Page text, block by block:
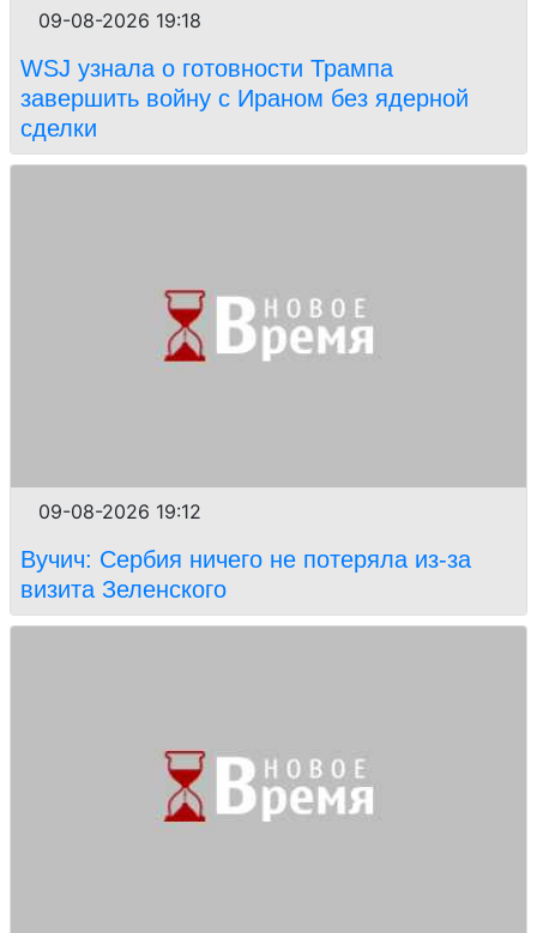
09-08-2026 19:18
WSJ узнала о готовности Трампа
завершить войну с Ираном без ядерной
сделки
09-08-2026 19:12
Вучич: Сербия ничего не потеряла из-за
визита Зеленского